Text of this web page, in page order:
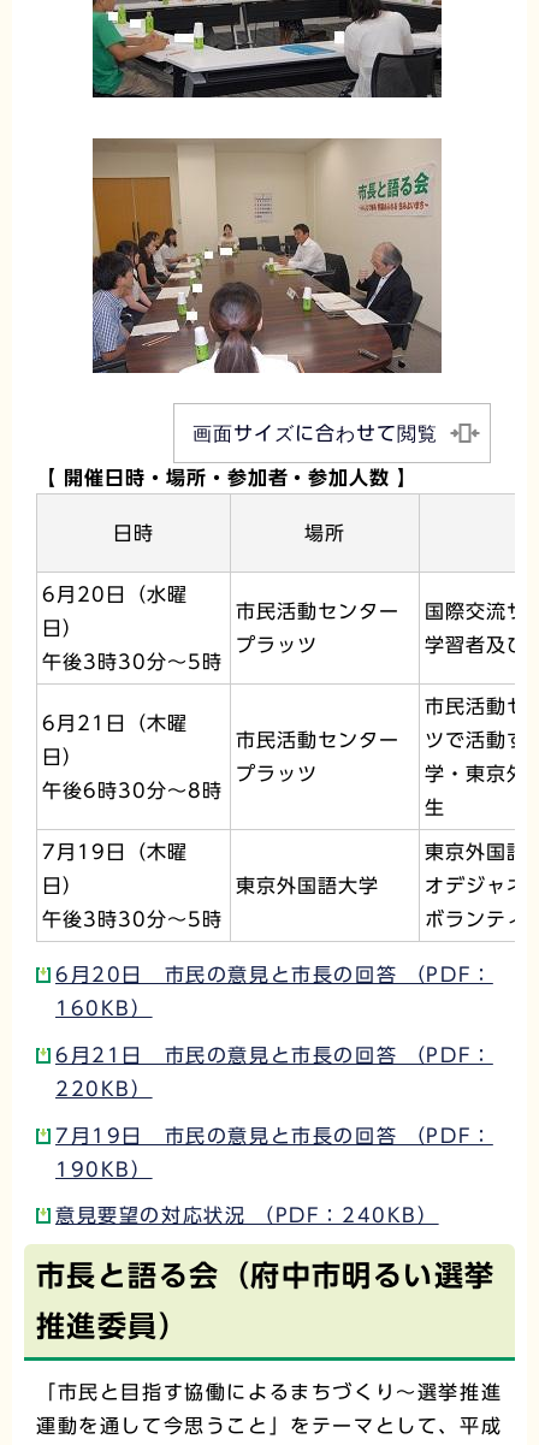
画面サイズに合わせて閲覧
【 開催日時・場所・参加者・参加人数 】
日時 場所
6月20日（水曜
日）
午後3時30分～5時
市民活動センター
プラッツ
国際交流サ
学習者及び
6月21日（木曜
日）
午後6時30分～8時
市民活動センター
プラッツ
市民活動セ
ツで活動す
学・東京外
生
7月19日（木曜
日）
午後3時30分～5時
東京外国語大学
東京外国語
オデジャネ
ボランティ
6月20日 市民の意見と市長の回答 （PDF：
160KB）
6月21日 市民の意見と市長の回答 （PDF：
220KB）
7月19日 市民の意見と市長の回答 （PDF：
190KB）
意見要望の対応状況 （PDF：240KB）
市長と語る会（府中市明るい選挙
推進委員）
「市民と目指す協働によるまちづくり～選挙推進
運動を通して今思うこと」をテーマとして、平成